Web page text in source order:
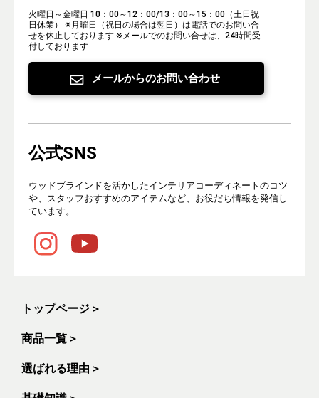
火曜日～金曜日 10：00～12：00/13：00～15：00（土日祝
日休業）
※月曜日（祝日の場合は翌日）は電話でのお問い合
せを休止しております ※メールでのお問い合せは、24時間受
付しております
メールからのお問い合わせ
公式SNS
ウッドブラインドを活かしたインテリアコーディネートのコツ
や、スタッフおすすめのアイテムなど、お役だち情報を発信し
ています。
トップページ ＞
商品一覧 ＞
選ばれる理由 ＞